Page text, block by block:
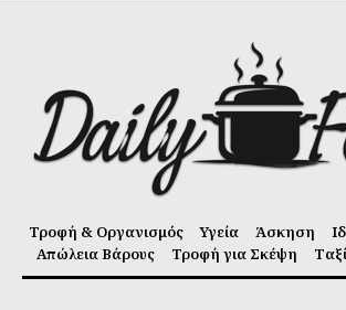
Τροφή & Οργανισμός Υγεία Άσκηση
Απώλεια Βάρους
Τροφή για Σκέψη